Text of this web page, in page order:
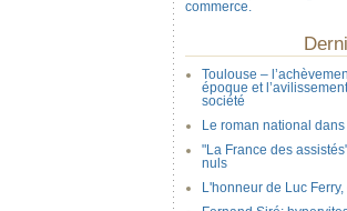
Toulouse –
époque et
société
Le roman national
"La France des
nuls
L'honneur de Luc